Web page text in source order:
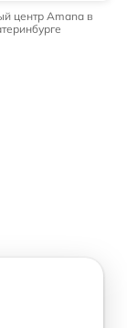
центр Amana в